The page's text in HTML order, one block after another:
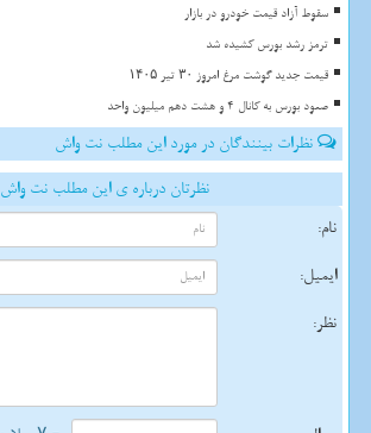
سقوط آزاد قیمت خودرو در بازار
ترمز رشد بورس کشیده شد
قیمت جدید گوشت مرغ امروز ۳۰ تیر ۱۴۰۵
صعود بورس به کانال 4 و هشت دهم میلیون واحد
نظرات بینندگان در مورد این مطلب نت واش
نظرتان درباره ی این مطلب نت واش
نام:
ایمیل:
نظر: